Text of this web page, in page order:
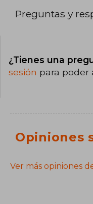
Preguntas y
¿Tienes una
sesión para poder
Opiniones
Ver más opiniones